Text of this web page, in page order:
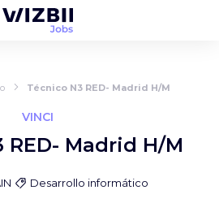
Técnico N3 RED- Madrid H/M
VINCI
RED- Madrid H/M
Desarrollo informático